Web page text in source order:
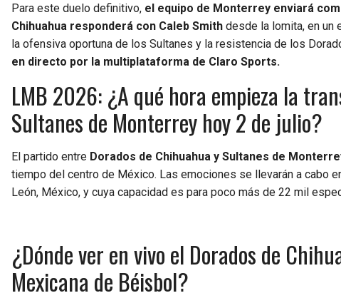
Para este duelo definitivo, el equipo de Monterrey enviará
Chihuahua responderá con Caleb Smith desde la lomita, en un
la ofensiva oportuna de los Sultanes y la resistencia de los
en directo por la multiplataforma de Claro Sports.
LMB 2026: ¿A qué hora empieza la
Sultanes de Monterrey hoy 2 de julio?
El partido entre Dorados de Chihuahua y Sultanes de
tiempo del centro de México. Las emociones se llevarán a cabo
León, México, y cuya capacidad es para poco más de 22 mil
¿Dónde ver en vivo el Dorados de
Mexicana de Béisbol?